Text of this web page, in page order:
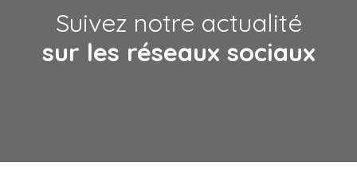
Suivez notre actualité
sur les réseaux sociaux